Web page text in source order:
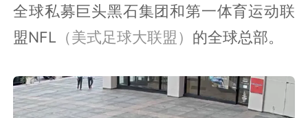
全球私募巨头黑石集团和第一体育运动联
盟NFL （美式足球大联盟） 的全球总部。